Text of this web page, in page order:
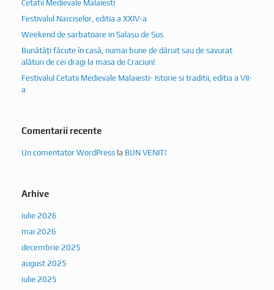
Cetatii Medievale Malaiesti
Festivalul Narciselor, editia a XXIV-a
Weekend de sarbatoare in Salasu de Sus
Bunătăți făcute în casă, numai bune de dăruit sau de savurat
alături de cei dragi la masa de Craciun!
Festivalul Cetatii Medievale Malaiesti- Istorie si traditii, editia a VII-
a
Comentarii recente
Un comentator WordPress la BUN VENIT!
Arhive
iulie 2026
mai 2026
decembrie 2025
august 2025
iulie 2025